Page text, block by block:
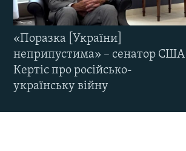
«Поразка [України]
неприпустима» – сенатор США
Кертіс про російсько-
українську війну